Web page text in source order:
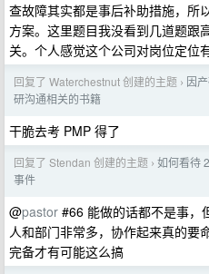
查故障其实都是事后补助措施，所
方案。这里题目我没看到几道题跟
关。个人感觉这个公司对岗位定位
回复了 Waterchestnut 创建的主题 › 因
研沟通相关的书籍
干脆去考 PMP 得了
回复了 Stendan 创建的主题 › 如何看待
事件
@pastor #66 能做的话都不是事，
人和部门非常多，协作起来真的要
完备才有可能这么搞